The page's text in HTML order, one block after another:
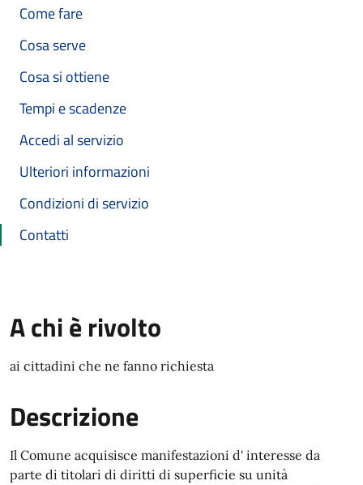
Come fare
Cosa serve
Cosa si ottiene
Tempi e scadenze
Accedi al servizio
Ulteriori informazioni
Condizioni di servizio
Contatti
A chi è rivolto
ai cittadini che ne fanno richiesta
Descrizione
Il Comune acquisisce manifestazioni d' interesse da
parte di titolari di diritti di superficie su unità